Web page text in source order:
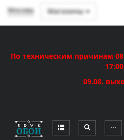
Москва Магазины
По техническим причинам
17:00
09.08.
⋯